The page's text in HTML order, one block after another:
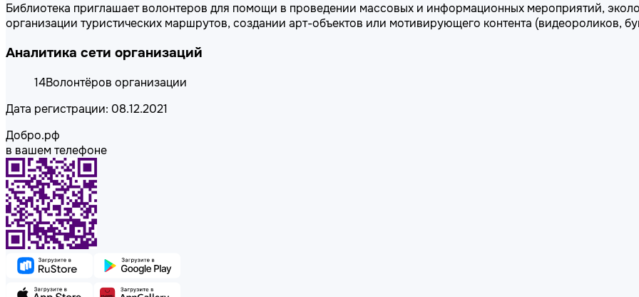
Библиотека приглашает волонтеров для помощи в проведении массовых и информационных мероприятий,
организации туристических маршрутов, создании арт-объектов или мотивирующего контента (видеороликов,
Аналитика сети организаций
14Волонтёров организации
Дата регистрации: 08.12.2021
Добро.рф
в вашем телефоне